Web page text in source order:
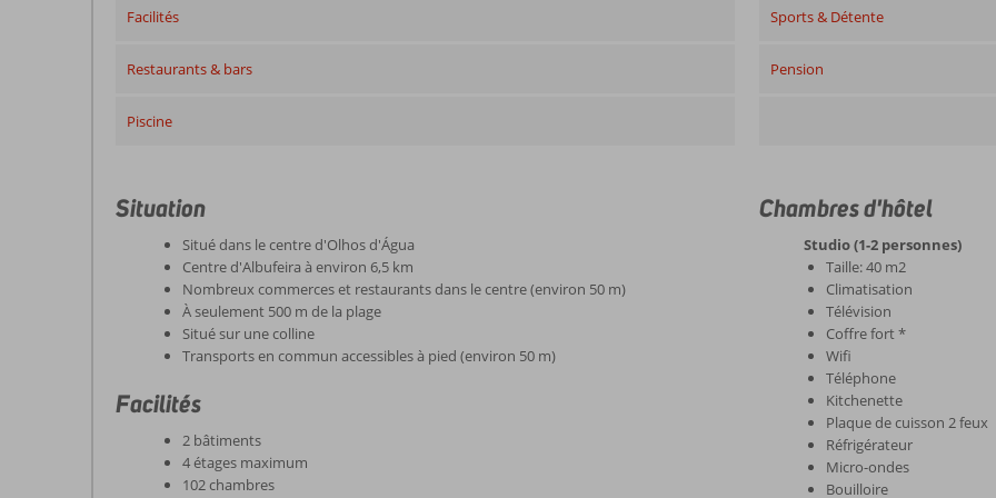
Facilités
Restaurants & bars
Piscine
Sports & Détente
Pension
Situation
Situé dans le centre d'Olhos d'Água
Centre d'Albufeira à environ 6,5 km
Nombreux commerces et restaurants dans le centre (environ 50 m)
À seulement 500 m de la plage
Situé sur une colline
Transports en commun accessibles à pied (environ 50 m)
Facilités
2 bâtiments
4 étages maximum
102 chambres
Chambres d'hôtel
Studio (1-2 personnes)
Taille: 40 m2
Climatisation
Télévision
Coffre fort *
Wifi
Téléphone
Kitchenette
Plaque de cuisson 2 feux
Réfrigérateur
Micro-ondes
Bouilloire